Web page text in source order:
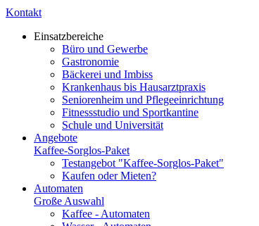
Kontakt
Einsatzbereiche
Büro und Gewerbe
Gastronomie
Bäckerei und Imbiss
Krankenhaus bis Hausarztpraxis
Seniorenheim und Pflegeeinrichtung
Fitnessstudio und Sportkantine
Schule und Universität
Angebote
Kaffee-Sorglos-Paket
Testangebot "Kaffee-Sorglos-Paket"
Kaufen oder Mieten?
Automaten
Große Auswahl
Kaffee - Automaten